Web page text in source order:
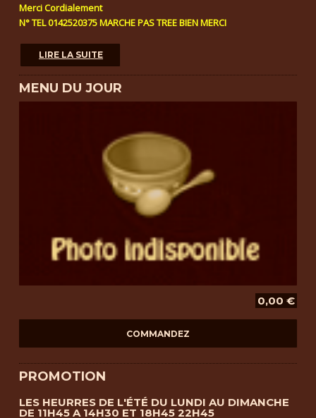
Merci Cordialement
N° TEL 0142520375 MARCHE PAS TREE BIEN MERCI
LIRE LA SUITE
MENU DU JOUR
0,00 €
PROMOTION
LES HEURRES DE L'ÉTÉ DU LUNDI AU DIMANCHE
DE 11H45 A 14H30 ET 18H45 22H45